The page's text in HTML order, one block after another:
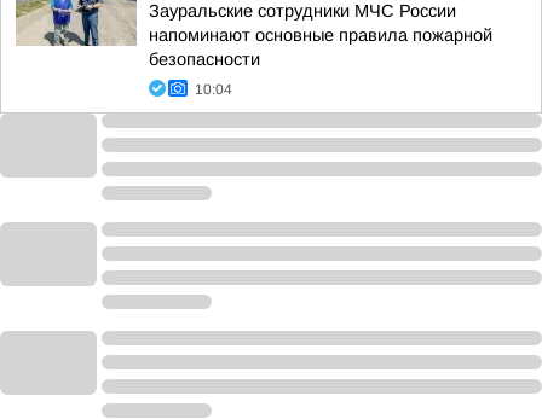
Зауральские сотрудники МЧС России
напоминают основные правила пожарной
безопасности
10:04